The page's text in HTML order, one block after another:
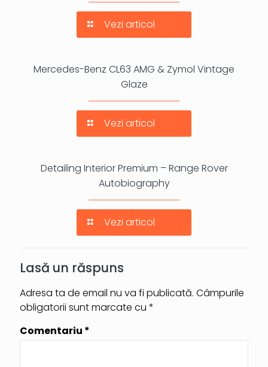
Vezi articol
Mercedes-Benz CL63 AMG & Zymol Vintage
Glaze
Vezi articol
Detailing Interior Premium – Range Rover
Autobiography
Vezi articol
Lasă un răspuns
Adresa ta de email nu va fi publicată. Câmpurile
obligatorii sunt marcate cu *
Comentariu *